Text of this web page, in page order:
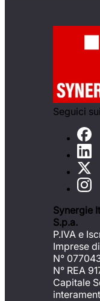
Seguici
Synergie
S.p.a.
P.IVA e
Imprese
N°
N° REA
Capitale